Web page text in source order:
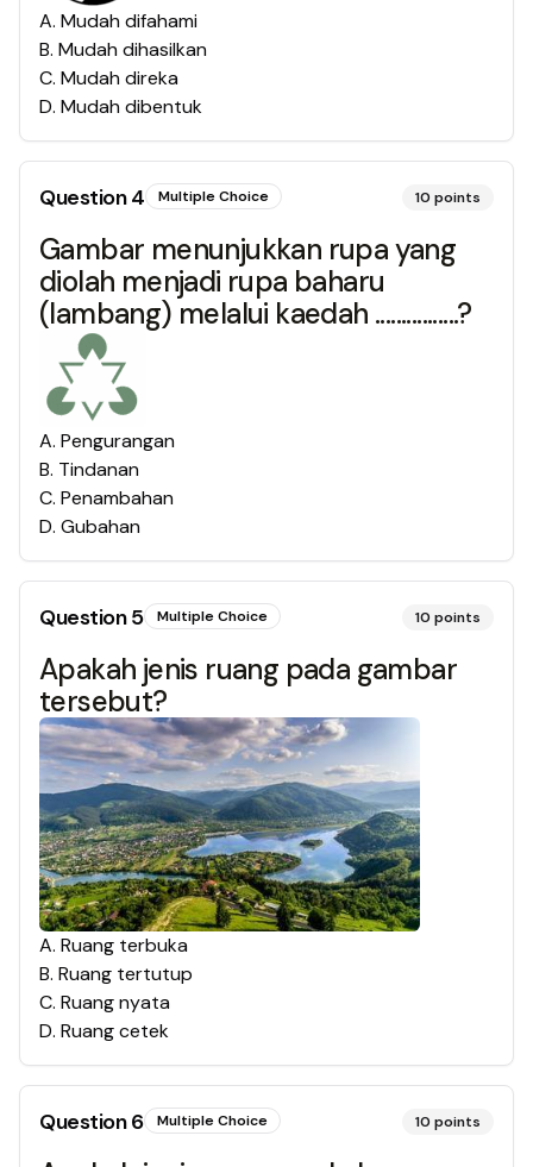
A. Mudah difahami
B. Mudah dihasilkan
C. Mudah direka
D. Mudah dibentuk
Question4 Multiple Choice 10 points
Gambar menunjukkan rupa yang
diolah menjadi rupa baharu
(lambang) melalui kaedah ................?
A. Pengurangan
B. Tindanan
C. Penambahan
D. Gubahan
Question5 Multiple Choice 10 points
Apakah jenis ruang pada gambar
tersebut?
A. Ruang terbuka
B. Ruang tertutup
C. Ruang nyata
D. Ruang cetek
Question6 Multiple Choice 10 points